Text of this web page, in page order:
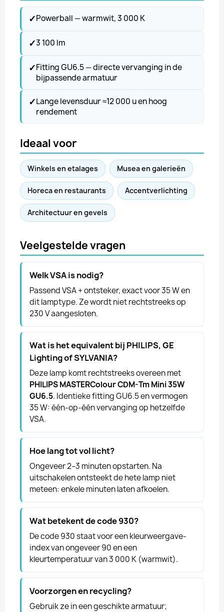
✓Powerball — warmwit, 3 000 K
✓3 100 lm
✓Fitting GU6.5 — directe vervanging in de
bijpassende armatuur
✓Lange levensduur ≈12 000 u en hoog
rendement
Ideaal voor
Winkels en etalages Musea en galerieën
Horeca en restaurants Accentverlichting
Architectuur en gevels
Veelgestelde vragen
Welk VSA is nodig?
Passend VSA + ontsteker, exact voor 35 W en
dit lamptype. Ze wordt niet rechtstreeks op
230 V aangesloten.
Wat is het equivalent bij PHILIPS, GE
Lighting of SYLVANIA?
Deze lamp komt rechtstreeks overeen met
PHILIPS MASTERColour CDM-Tm Mini 35W
GU6.5. Identieke fitting GU6.5 en vermogen
35 W: één-op-één vervanging op hetzelfde
VSA.
Hoe lang tot vol licht?
Ongeveer 2–3 minuten opstarten. Na
uitschakelen ontsteekt de hete lamp niet
meteen: enkele minuten laten afkoelen.
Wat betekent de code 930?
De code 930 staat voor een kleurweergave-
index van ongeveer 90 en een
kleurtemperatuur van 3 000 K (warmwit).
Voorzorgen en recycling?
Gebruik ze in een geschikte armatuur;